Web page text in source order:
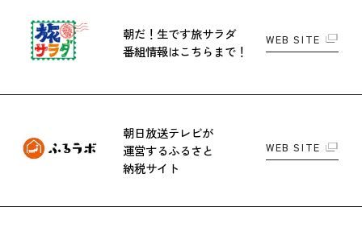
朝だ！生です旅サラダ
番組情報はこちらまで！
WEB SITE
朝日放送テレビが
運営するふるさと
納税サイト
WEB SITE